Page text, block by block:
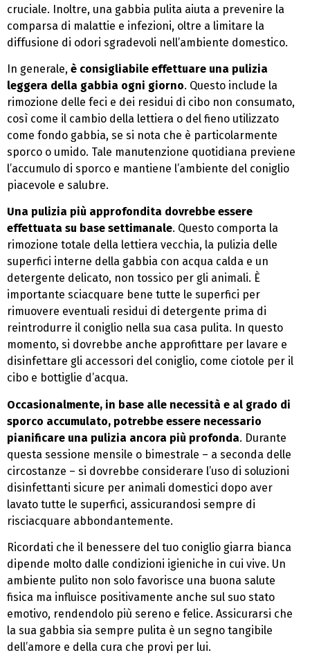
cruciale. Inoltre, una gabbia pulita aiuta a prevenire la
comparsa di malattie e infezioni, oltre a limitare la
diffusione di odori sgradevoli nell’ambiente domestico.
In generale, è consigliabile effettuare una pulizia
leggera della gabbia ogni giorno. Questo include la
rimozione delle feci e dei residui di cibo non consumato,
così come il cambio della lettiera o del fieno utilizzato
come fondo gabbia, se si nota che è particolarmente
sporco o umido. Tale manutenzione quotidiana previene
l’accumulo di sporco e mantiene l’ambiente del coniglio
piacevole e salubre.
Una pulizia più approfondita dovrebbe essere
effettuata su base settimanale. Questo comporta la
rimozione totale della lettiera vecchia, la pulizia delle
superfici interne della gabbia con acqua calda e un
detergente delicato, non tossico per gli animali. È
importante sciacquare bene tutte le superfici per
rimuovere eventuali residui di detergente prima di
reintrodurre il coniglio nella sua casa pulita. In questo
momento, si dovrebbe anche approfittare per lavare e
disinfettare gli accessori del coniglio, come ciotole per il
cibo e bottiglie d’acqua.
Occasionalmente, in base alle necessità e al grado di
sporco accumulato, potrebbe essere necessario
pianificare una pulizia ancora più profonda. Durante
questa sessione mensile o bimestrale – a seconda delle
circostanze – si dovrebbe considerare l’uso di soluzioni
disinfettanti sicure per animali domestici dopo aver
lavato tutte le superfici, assicurandosi sempre di
risciacquare abbondantemente.
Ricordati che il benessere del tuo coniglio giarra bianca
dipende molto dalle condizioni igieniche in cui vive. Un
ambiente pulito non solo favorisce una buona salute
fisica ma influisce positivamente anche sul suo stato
emotivo, rendendolo più sereno e felice. Assicurarsi che
la sua gabbia sia sempre pulita è un segno tangibile
dell’amore e della cura che provi per lui.